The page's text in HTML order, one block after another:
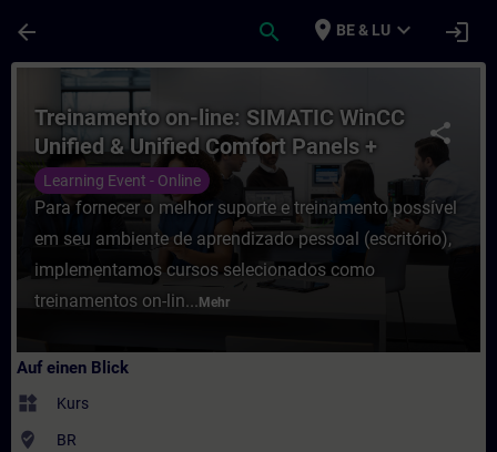
arrow_back search place BE & LU expand_more login
Kurs - Treinamento on-line: SIMATIC
share
Treinamento on-line: SIMATIC WinCC
Unified & Unified Comfort Panels +
SIMATIC WinCC Unified para PC-
Systems
Learning Event - Online
Para fornecer o melhor suporte e treinamento possível
em seu ambiente de aprendizado pessoal (escritório),
implementamos cursos selecionados como
treinamentos on-lin... Mehr
Auf einen Blick
widgets Kurs
where_to_vote BR